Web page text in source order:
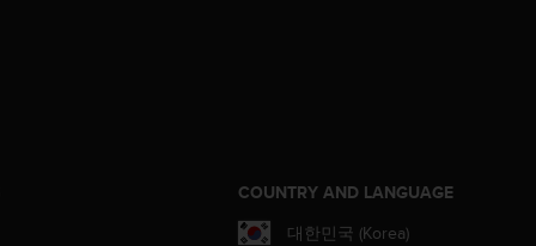
COUNTRY AND LANGUAGE
대한민국 (Korea)